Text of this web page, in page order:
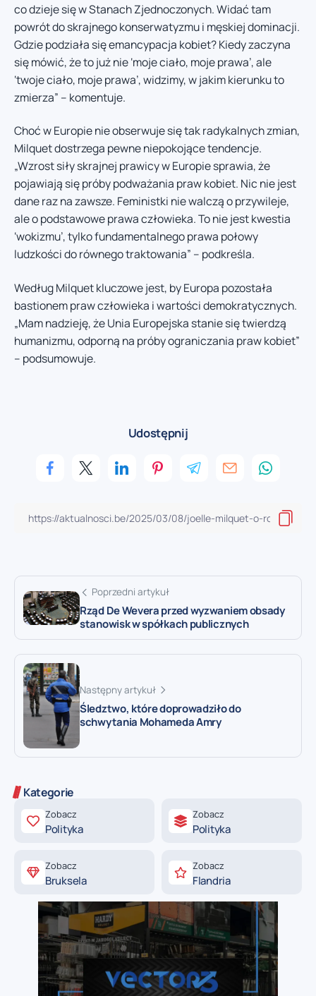
co dzieje się w Stanach Zjednoczonych. Widać tam
powrót do skrajnego konserwatyzmu i męskiej dominacji.
Gdzie podziała się emancypacja kobiet? Kiedy zaczyna
się mówić, że to już nie ‘moje ciało, moje prawa’, ale
‘twoje ciało, moje prawa’, widzimy, w jakim kierunku to
zmierza” – komentuje.
Choć w Europie nie obserwuje się tak radykalnych zmian,
Milquet dostrzega pewne niepokojące tendencje.
„Wzrost siły skrajnej prawicy w Europie sprawia, że
pojawiają się próby podważania praw kobiet. Nic nie jest
dane raz na zawsze. Feministki nie walczą o przywileje,
ale o podstawowe prawa człowieka. To nie jest kwestia
‘wokizmu’, tylko fundamentalnego prawa połowy
ludzkości do równego traktowania” – podkreśla.
Według Milquet kluczowe jest, by Europa pozostała
bastionem praw człowieka i wartości demokratycznych.
„Mam nadzieję, że Unia Europejska stanie się twierdzą
humanizmu, odporną na próby ograniczania praw kobiet”
– podsumowuje.
Udostępnij
Poprzedni artykuł
Rząd De Wevera przed wyzwaniem obsady
stanowisk w spółkach publicznych
Następny artykuł
Śledztwo, które doprowadziło do
schwytania Mohameda Amry
Kategorie
Zobacz
Polityka
Zobacz
Polityka
Zobacz
Bruksela
Zobacz
Flandria